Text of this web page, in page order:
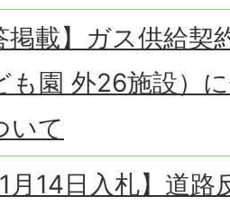
掲載】ガス供給
も園 外26施設）
いて
1月14日入札】道